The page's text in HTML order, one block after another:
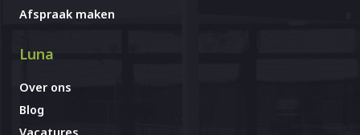
Afspraak maken
Luna
Over ons
Blog
Vacatures